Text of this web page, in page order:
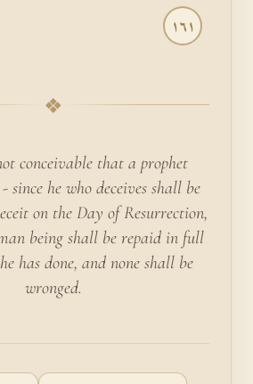
١٦١
❖
conceivable that a prophet
since he who deceives shall be
on the Day of Resurrection,
being shall be repaid in full
has done, and none shall be
wronged.